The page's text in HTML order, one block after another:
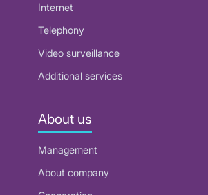
Internet
Telephony
Video surveillance
Additional services
About us
Management
About company